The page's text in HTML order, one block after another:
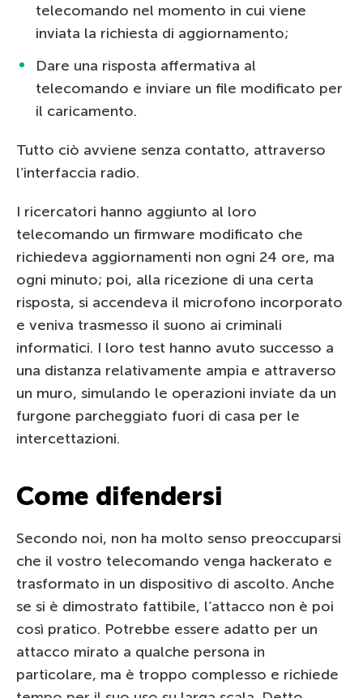
telecomando nel momento in cui viene
inviata la richiesta di aggiornamento;
Dare una risposta affermativa al
telecomando e inviare un file modificato per
il caricamento.
Tutto ciò avviene senza contatto, attraverso
l’interfaccia radio.
I ricercatori hanno aggiunto al loro
telecomando un firmware modificato che
richiedeva aggiornamenti non ogni 24 ore, ma
ogni minuto; poi, alla ricezione di una certa
risposta, si accendeva il microfono incorporato
e veniva trasmesso il suono ai criminali
informatici. I loro test hanno avuto successo a
una distanza relativamente ampia e attraverso
un muro, simulando le operazioni inviate da un
furgone parcheggiato fuori di casa per le
intercettazioni.
Come difendersi
Secondo noi, non ha molto senso preoccuparsi
che il vostro telecomando venga hackerato e
trasformato in un dispositivo di ascolto. Anche
se si è dimostrato fattibile, l’attacco non è poi
così pratico. Potrebbe essere adatto per un
attacco mirato a qualche persona in
particolare, ma è troppo complesso e richiede